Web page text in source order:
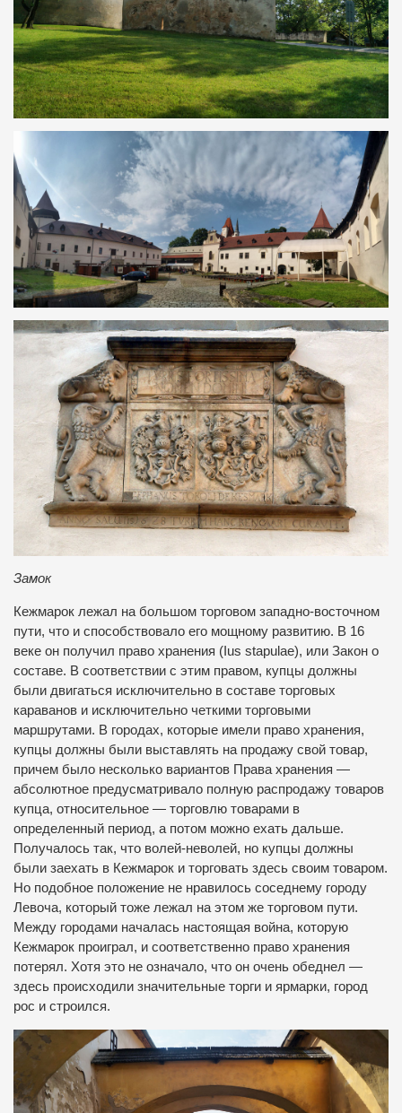
Замок
Кежмарок лежал на большом торговом западно-восточном
пути, что и способствовало его мощному развитию. В 16
веке он получил право хранения (Ius stapulae), или Закон о
составе. В соответствии с этим правом, купцы должны
были двигаться исключительно в составе торговых
караванов и исключительно четкими торговыми
маршрутами. В городах, которые имели право хранения,
купцы должны были выставлять на продажу свой товар,
причем было несколько вариантов Права хранения —
абсолютное предусматривало полную распродажу товаров
купца, относительное — торговлю товарами в
определенный период, а потом можно ехать дальше.
Получалось так, что волей-неволей, но купцы должны
были заехать в Кежмарок и торговать здесь своим товаром.
Но подобное положение не нравилось соседнему городу
Левоча, который тоже лежал на этом же торговом пути.
Между городами началась настоящая война, которую
Кежмарок проиграл, и соответственно право хранения
потерял. Хотя это не означало, что он очень обеднел —
здесь происходили значительные торги и ярмарки, город
рос и строился.